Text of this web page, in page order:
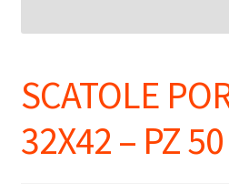
SCATOLE
32X42 – PZ 50